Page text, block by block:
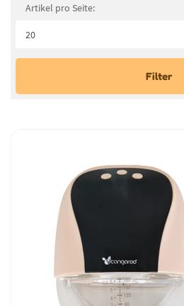
Artikel pro Seite:
Filter